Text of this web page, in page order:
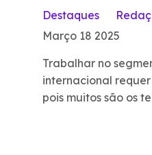
Destaques
Março 18 2025
Trabalhar no
internacional
pois muitos são os